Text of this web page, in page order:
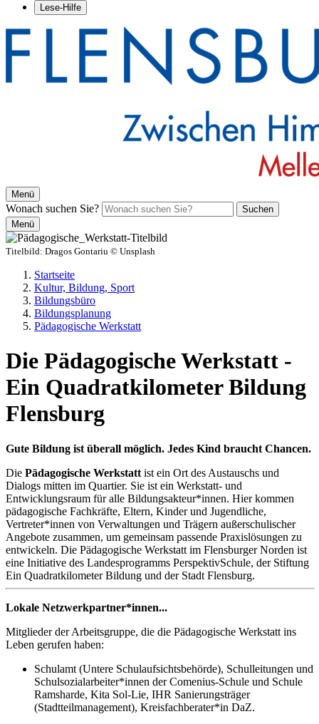
Lese-Hilfe
Menü
Wonach suchen Sie?
Suchen
Menü
Titelbild: Dragos Gontariu © Unsplash
Startseite
Kultur, Bildung, Sport
Bildungsbüro
Bildungsplanung
Pädagogische Werkstatt
Die Pädagogische Werkstatt -
Ein Quadratkilometer Bildung
Flensburg
Gute Bildung ist überall möglich. Jedes Kind braucht Chancen.
Die Pädagogische Werkstatt ist ein Ort des Austauschs und
Dialogs mitten im Quartier. Sie ist ein Werkstatt- und
Entwicklungsraum für alle Bildungsakteur*innen. Hier kommen
pädagogische Fachkräfte, Eltern, Kinder und Jugendliche,
Vertreter*innen von Verwaltungen und Trägern außerschulischer
Angebote zusammen, um gemeinsam passende Praxislösungen zu
entwickeln. Die Pädagogische Werkstatt im Flensburger Norden ist
eine Initiative des Landesprogramms PerspektivSchule, der Stiftung
Ein Quadratkilometer Bildung und der Stadt Flensburg.
Lokale Netzwerkpartner*innen...
Mitglieder der Arbeitsgruppe, die die Pädagogische Werkstatt ins
Leben gerufen haben:
Schulamt (Untere Schulaufsichtsbehörde), Schulleitungen und
Schulsozialarbeiter*innen der Comenius-Schule und Schule
Ramsharde, Kita Sol-Lie, IHR Sanierungsträger
(Stadtteilmanagement), Kreisfachberater*in DaZ.